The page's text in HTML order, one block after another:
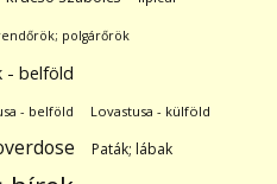
polgárőrök
- belföld
- belföld Lovastusa - külföld
Paták; lábak